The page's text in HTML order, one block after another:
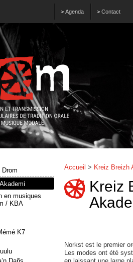
> Agenda > Contact
Drom
en musiques
/ KBA
K7
Accueil > Kreiz Breizh
Kreiz
Norkst est le premier
Les modes ont été